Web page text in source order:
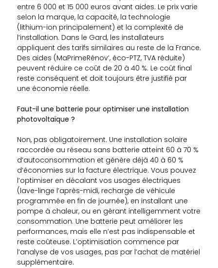
entre 6 000 et 15 000 euros avant aides. Le prix varie
selon la marque, la capacité, la technologie
(lithium-ion principalement) et la complexité de
l’installation. Dans le Gard, les installateurs
appliquent des tarifs similaires au reste de la France.
Des aides (MaPrimeRénov’, éco-PTZ, TVA réduite)
peuvent réduire ce coût de 20 à 40 %. Le coût final
reste conséquent et doit toujours être justifié par
une économie réelle.
Faut-il une batterie pour optimiser une installation
photovoltaïque ?
Non, pas obligatoirement. Une installation solaire
raccordée au réseau sans batterie atteint 60 à 70 %
d’autoconsommation et génère déjà 40 à 60 %
d’économies sur la facture électrique. Vous pouvez
l’optimiser en décalant vos usages électriques
(lave-linge l’après-midi, recharge de véhicule
programmée en fin de journée), en installant une
pompe à chaleur, ou en gérant intelligemment votre
consommation. Une batterie peut améliorer les
performances, mais elle n’est pas indispensable et
reste coûteuse. L’optimisation commence par
l’analyse de vos usages, pas par l’achat de matériel
supplémentaire.